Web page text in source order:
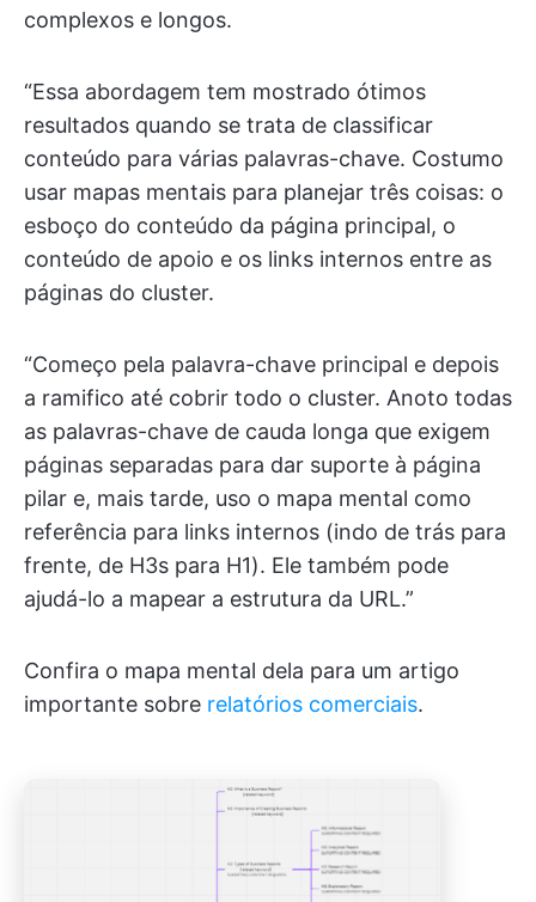
complexos e longos.
“Essa abordagem tem mostrado ótimos
resultados quando se trata de classificar
conteúdo para várias palavras-chave. Costumo
usar mapas mentais para planejar três coisas: o
esboço do conteúdo da página principal, o
conteúdo de apoio e os links internos entre as
páginas do cluster.
“Começo pela palavra-chave principal e depois
a ramifico até cobrir todo o cluster. Anoto todas
as palavras-chave de cauda longa que exigem
páginas separadas para dar suporte à página
pilar e, mais tarde, uso o mapa mental como
referência para links internos (indo de trás para
frente, de H3s para H1). Ele também pode
ajudá-lo a mapear a estrutura da URL.”
Confira o mapa mental dela para um artigo
importante sobre relatórios comerciais.